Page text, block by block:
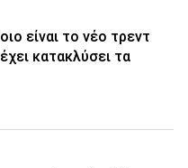
είναι το νέο τρεντ
κατακλύσει τα